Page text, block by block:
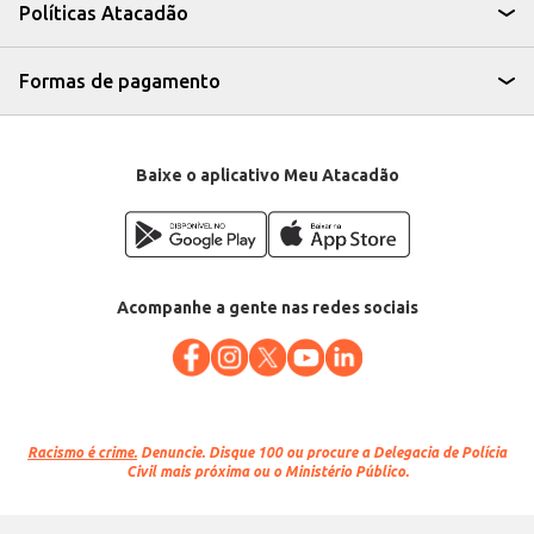
benefício, garantindo a qualidade que você espera para atender às
Políticas Atacadão
Formas de pagamento
Baixe o aplicativo Meu Atacadão
Acompanhe a gente nas redes sociais
Racismo é crime. Denuncie. Disque 100 ou procure a Delegacia de Polícia
Civil mais próxima ou o Ministério Público.